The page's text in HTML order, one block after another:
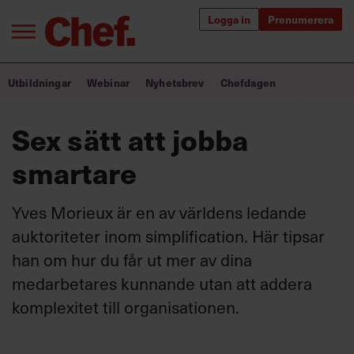
Logga in Prenumerera
Annonsera
Om oss
Bra ledare förändrar världen
Utbildning för ledare
Chefakademin+
Populära utbildningar
Utbildningar Webinar Nyhetsbrev Chefdagen
Sex sätt att jobba
smartare
Yves Morieux är en av världens ledande
auktoriteter inom simplification. Här tipsar
han om hur du får ut mer av dina
medarbetares kunnande utan att addera
komplexitet till organisationen.